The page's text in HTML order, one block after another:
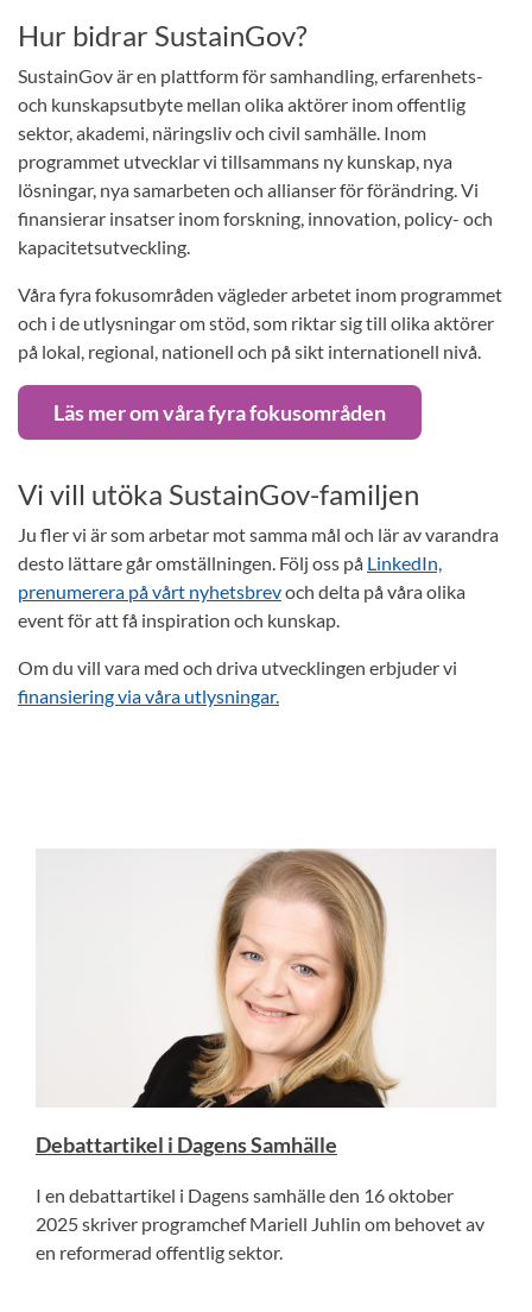
Hur bidrar SustainGov?
SustainGov är en plattform för samhandling, erfarenhets-
och kunskapsutbyte mellan olika aktörer inom offentlig
sektor, akademi, näringsliv och civil samhälle. Inom
programmet utvecklar vi tillsammans ny kunskap, nya
lösningar, nya samarbeten och allianser för förändring. Vi
finansierar insatser inom forskning, innovation, policy- och
kapacitetsutveckling.
Våra fyra fokusområden vägleder arbetet inom programmet
och i de utlysningar om stöd, som riktar sig till olika aktörer
på lokal, regional, nationell och på sikt internationell nivå.
Läs mer om våra fyra fokusområden
Vi vill utöka SustainGov-familjen
Ju fler vi är som arbetar mot samma mål och lär av varandra
desto lättare går omställningen. Följ oss på LinkedIn,
prenumerera på vårt nyhetsbrevoch delta på våra olika
event för att få inspiration och kunskap.
Om du vill vara med och driva utvecklingen erbjuder vi
finansiering via våra utlysningar.
Debattartikel i Dagens Samhälle
I en debattartikel i Dagens samhälle den 16 oktober
2025 skriver programchef Mariell Juhlin om behovet av
en reformerad offentlig sektor.